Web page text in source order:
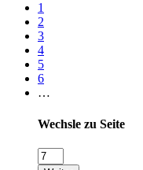
1
2
3
4
5
6
…
Wechsle zu Seite